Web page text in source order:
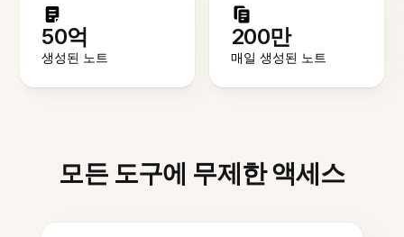
50억
생성된 노트
200만
매일 생성된 노트
모든 도구에 무제한 액세스